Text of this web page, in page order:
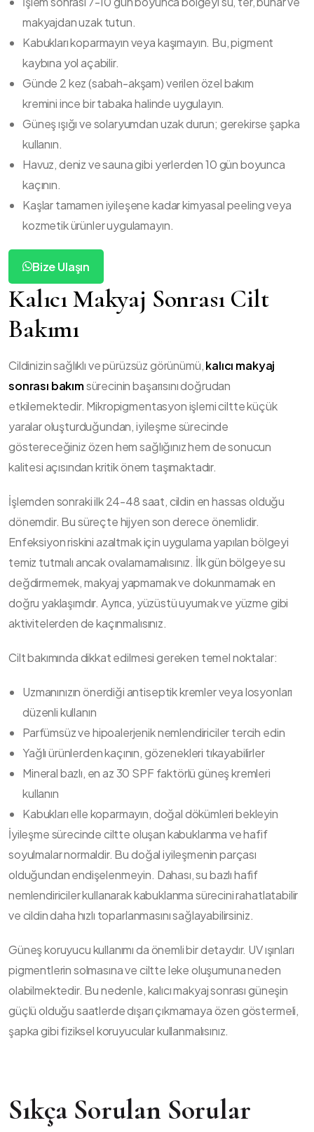
makyajdan uzak tutun.
Kabukları koparmayın veya kaşımayın. Bu, pigment
kaybına yol açabilir.
Günde 2 kez (sabah-akşam) verilen özel bakım
kremini ince bir tabaka halinde uygulayın.
Güneş ışığı ve solaryumdan uzak durun; gerekirse şapka
kullanın.
Havuz, deniz ve sauna gibi yerlerden 10 gün boyunca
kaçının.
Kaşlar tamamen iyileşene kadar kimyasal peeling veya
kozmetik ürünler uygulamayın.
Bize Ulaşın
Kalıcı Makyaj Sonrası Cilt
Bakımı
Cildinizin sağlıklı ve pürüzsüz görünümü,kalıcı makyaj
sonrası bakımsürecinin başarısını doğrudan
etkilemektedir. Mikropigmentasyon işlemi ciltte küçük
yaralar oluşturduğundan, iyileşme sürecinde
göstereceğiniz özen hem sağlığınız hem de sonucun
kalitesi açısından kritik önem taşımaktadır.
İşlemden sonraki ilk 24-48 saat, cildin en hassas olduğu
dönemdir. Bu süreçte hijyen son derece önemlidir.
Enfeksiyon riskini azaltmak için uygulama yapılan bölgeyi
temiz tutmalı ancak ovalamamalısınız. İlk gün bölgeye su
değdirmemek, makyaj yapmamak ve dokunmamak en
doğru yaklaşımdır. Ayrıca, yüzüstü uyumak ve yüzme gibi
aktivitelerden de kaçınmalısınız.
Cilt bakımında dikkat edilmesi gereken temel noktalar:
Uzmanınızın önerdiği antiseptik kremler veya losyonları
düzenli kullanın
Parfümsüz ve hipoalerjenik nemlendiriciler tercih edin
Yağlı ürünlerden kaçının, gözenekleri tıkayabilirler
Mineral bazlı, en az 30 SPF faktörlü güneş kremleri
kullanın
Kabukları elle koparmayın, doğal dökümleri bekleyin
İyileşme sürecinde ciltte oluşan kabuklanma ve hafif
soyulmalar normaldir. Bu doğal iyileşmenin parçası
olduğundan endişelenmeyin. Dahası, su bazlı hafif
nemlendiriciler kullanarak kabuklanma sürecini rahatlatabilir
ve cildin daha hızlı toparlanmasını sağlayabilirsiniz.
Güneş koruyucu kullanımı da önemli bir detaydır. UV ışınları
pigmentlerin solmasına ve ciltte leke oluşumuna neden
olabilmektedir. Bu nedenle, kalıcı makyaj sonrası güneşin
güçlü olduğu saatlerde dışarı çıkmamaya özen göstermeli,
şapka gibi fiziksel koruyucular kullanmalısınız.
Sıkça Sorulan Sorular